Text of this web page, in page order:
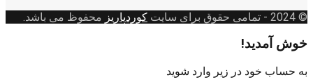
© 2024
- تمامی حقوق برای سایت کوردپاریز محفوظ می باشد.
خوش آمدید!
به حساب خود در زیر وارد شوید